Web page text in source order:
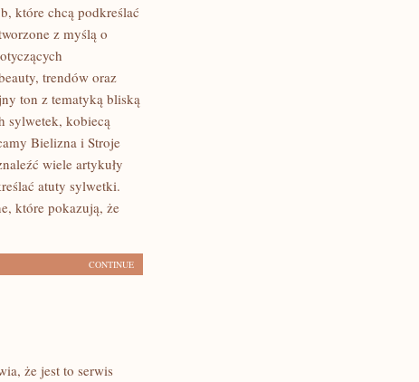
które chcą podkreślać
z myślą o
trendów oraz
ton z tematyką bliską
sylwetek, kobiecą
Bielizna i Stroje
wiele artykuły
atuty sylwetki.
które pokazują, że
CONTINUE
że jest to serwis